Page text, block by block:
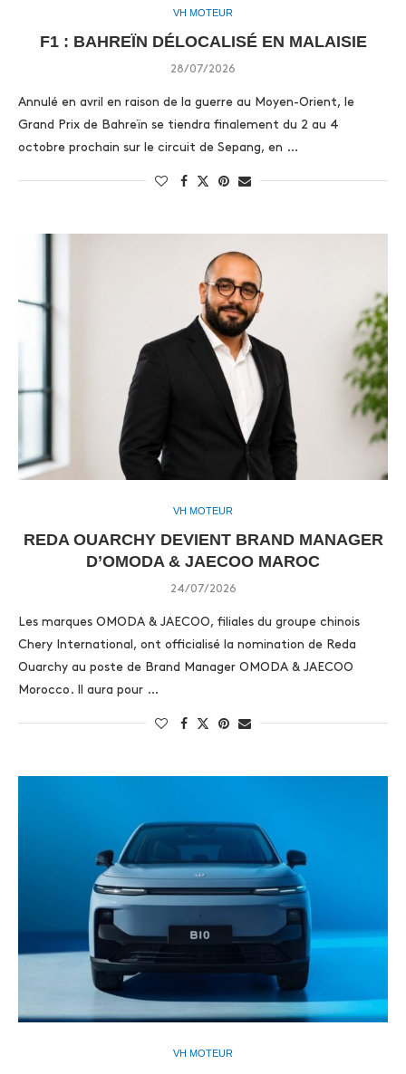
VH MOTEUR
F1 : BAHREÏN DÉLOCALISÉ EN MALAISIE
28/07/2026
Annulé en avril en raison de la guerre au Moyen-Orient, le
Grand Prix de Bahreïn se tiendra finalement du 2 au 4
octobre prochain sur le circuit de Sepang, en …
VH MOTEUR
REDA OUARCHY DEVIENT BRAND MANAGER
D’OMODA & JAECOO MAROC
24/07/2026
Les marques OMODA & JAECOO, filiales du groupe chinois
Chery International, ont officialisé la nomination de Reda
Ouarchy au poste de Brand Manager OMODA & JAECOO
Morocco. Il aura pour …
VH MOTEUR